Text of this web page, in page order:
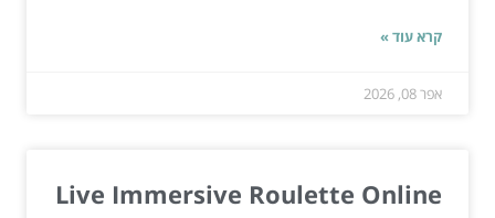
קרא עוד »
אפר 08, 2026
Live Immersive Roulette Online